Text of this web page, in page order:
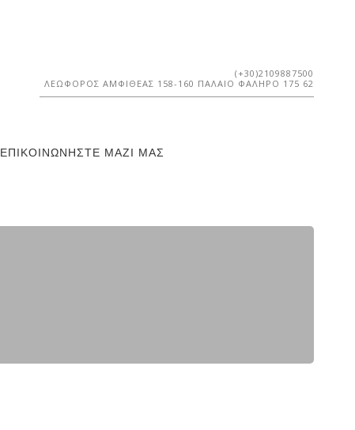
(+30)2109887500
ΛΕΩΦΌΡΟΣ ΑΜΦΙΘΈΑΣ 158-160 ΠΑΛΑΙΌ ΦΆΛΗΡΟ 175 62
ΕΠΙΚΟΙΝΩΝΉΣΤΕ ΜΑΖΊ ΜΑΣ